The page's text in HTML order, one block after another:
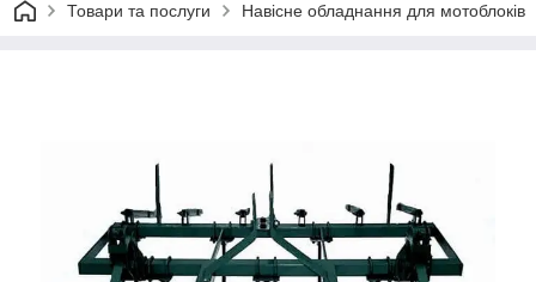
Товари та послуги Навісне обладнання для мотоблоків